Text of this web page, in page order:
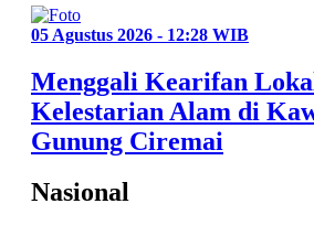
05 Agustus 2026 - 12:28 WIB
Menggali Kearifan
Kelestarian Alam di
Gunung Ciremai
Nasional